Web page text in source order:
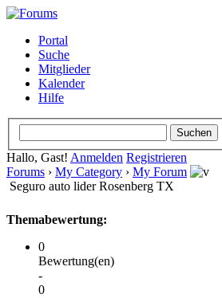
Portal
Suche
Mitglieder
Kalender
Hilfe
Hallo, Gast! Anmelden Registrieren
Forums › My Category › My Forum
Seguro auto lider Rosenberg TX
Themabewertung:
0
Bewertung(en)
-
0